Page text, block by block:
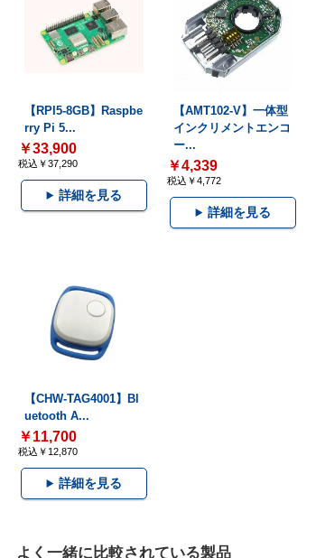
【RPI5-8GB】Raspbe
rry Pi 5...
￥33,900
税込￥37,290
詳細を見る
【AMT102-V】一体型
インクリメントエンコ
ー...
￥4,339
税込￥4,772
詳細を見る
【CHW-TAG4001】Bl
uetooth A...
￥11,700
税込￥12,870
詳細を見る
よく一緒に比較されている製品